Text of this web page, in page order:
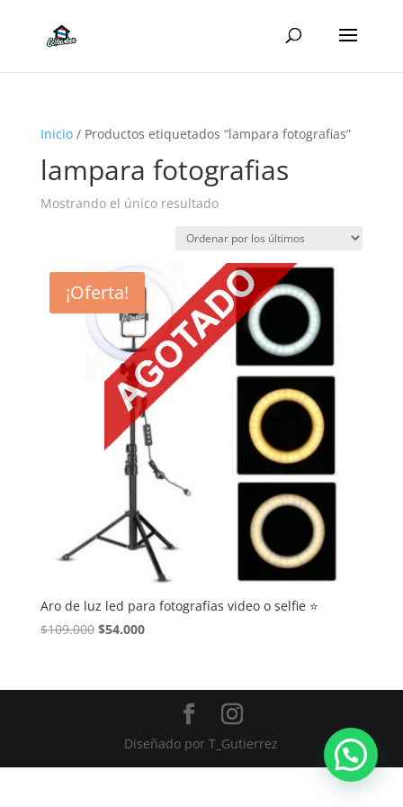
Inicio/ Productos etiquetados “lampara fotografias”
lampara fotografias
Mostrando el único resultado
¡Oferta!
Aro de luz led para fotografías video o selfie ⭐
$109.000 El
era:
$54.000El
es:
$54.000.
Diseñado porT_Gutierrez